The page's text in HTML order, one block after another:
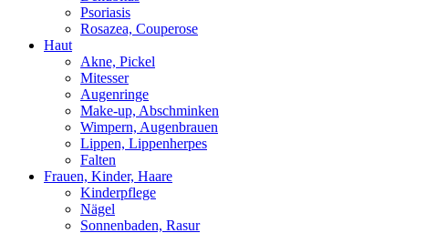
Psoriasis
Rosazea, Couperose
Haut
Akne, Pickel
Mitesser
Augenringe
Make-up, Abschminken
Wimpern, Augenbrauen
Lippen, Lippenherpes
Falten
Frauen, Kinder, Haare
Kinderpflege
Nägel
Sonnenbaden, Rasur